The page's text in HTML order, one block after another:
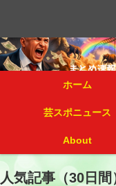
ホーム
芸スポニュース
About
人気記事（30日間